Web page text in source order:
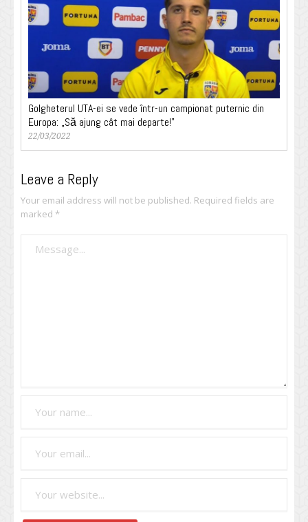
Golgheterul UTA-ei se vede într-un campionat puternic din
Europa: „Să ajung cât mai departe!”
22/03/2022
Leave a Reply
Your email address will not be published. Required fields are
marked *